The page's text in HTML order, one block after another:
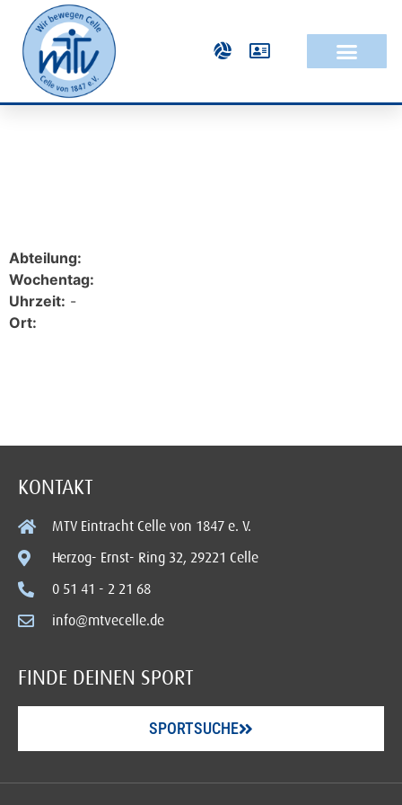
Abteilung:
Wochentag:
Uhrzeit: -
Ort:
KONTAKT
MTV Eintracht Celle von 1847 e. V.
Herzog- Ernst- Ring 32, 29221 Celle
0 51 41 - 2 21 68
info@mtvecelle.de
FINDE DEINEN SPORT
SPORTSUCHE